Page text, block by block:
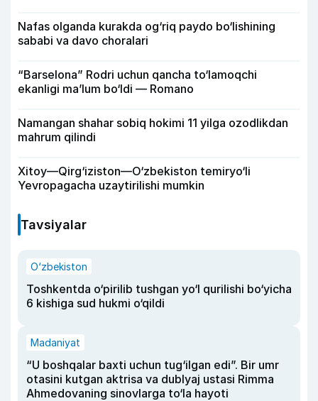
Nafas olganda kurakda og‘riq paydo bo‘lishining
sababi va davo choralari
“Barselona” Rodri uchun qancha to‘lamoqchi
ekanligi ma’lum bo‘ldi — Romano
Namangan shahar sobiq hokimi 11 yilga ozodlikdan
mahrum qilindi
Xitoy—Qirg‘iziston—O‘zbekiston temiryo‘li
Yevropagacha uzaytirilishi mumkin
Tavsiyalar
O‘zbekiston
Toshkentda o‘pirilib tushgan yo‘l qurilishi bo‘yicha
6 kishiga sud hukmi o‘qildi
Madaniyat
“U boshqalar baxti uchun tug‘ilgan edi”. Bir umr
otasini kutgan aktrisa va dublyaj ustasi Rimma
Ahmedovaning sinovlarga to‘la hayoti